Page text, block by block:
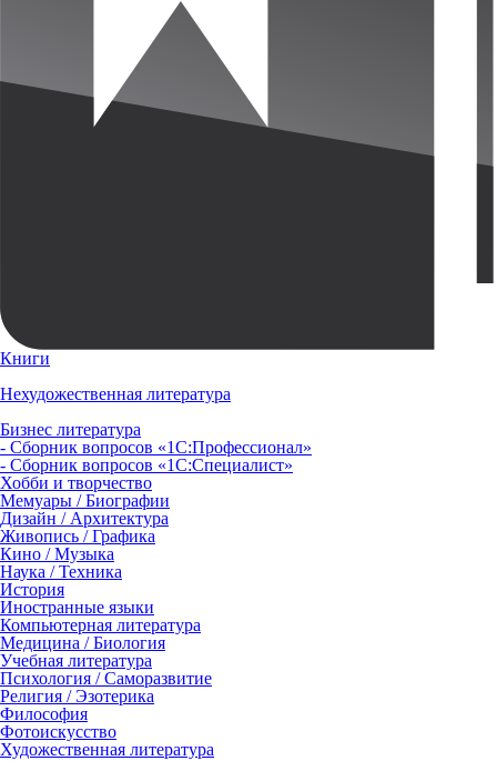
Книги
Нехудожественная литература
Бизнес литература
- Сборник вопросов «1С:Профессионал»
- Сборник вопросов «1С:Специалист»
Хобби и творчество
Мемуары / Биографии
Дизайн / Архитектура
Живопись / Графика
Кино / Музыка
Наука / Техника
История
Иностранные языки
Компьютерная литература
Медицина / Биология
Учебная литература
Психология / Саморазвитие
Религия / Эзотерика
Философия
Фотоискусство
Художественная литература